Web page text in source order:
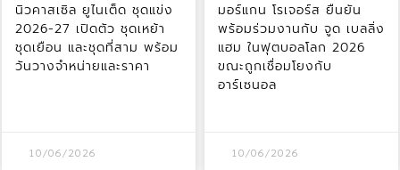
นิวคาสเซิล ยูไนเต็ด ชุดแข่ง
2026-27 เปิดตัว ชุดเหย้า
ชุดเยือน และชุดที่สาม พร้อม
วันวางจำหน่ายและราคา
10/06/2026
มอร์แกน โรเจอร์ส ยืนยัน
พร้อมร่วมงานกับ จูด เบลลิ่ง
แฮม ในฟุตบอลโลก 2026
ขณะถูกเชื่อมโยงกับ
อาร์เซนอล
10/06/2026